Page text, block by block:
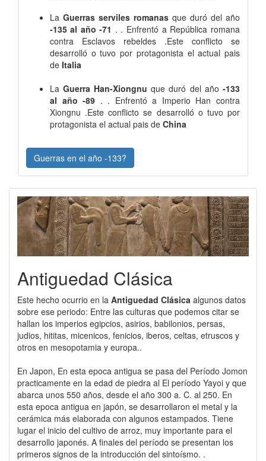
La Guerras serviles romanas que duró del año
-135 al año -71 . . Enfrentó a República romana
contra Esclavos rebeldes .Este conflicto se
desarrolló o tuvo por protagonista el actual pais
de Italia
La Guerra Han-Xiongnu que duró del año -133
al año -89 . . Enfrentó a Imperio Han contra
Xiongnu .Este conflicto se desarrolló o tuvo por
protagonista el actual pais de China
Guerras en el año -133?
Antiguedad Clásica
Este hecho ocurrio en la Antiguedad Clásica algunos datos
sobre ese periodo: Entre las culturas que podemos citar se
hallan los imperios egipcios, asirios, babilonios, persas,
judios, hititas, micenicos, fenicios, iberos, celtas, etruscos y
otros en mesopotamia y europa..
En Japon, En esta epoca antigua se pasa del Período Jomon
practicamente en la edad de piedra al El período Yayoi y que
abarca unos 550 años, desde el año 300 a. C. al 250. En
esta epoca antigua en japón, se desarrollaron el metal y la
cerámica más elaborada con algunos estampados. Tiene
lugar el inicio del cultivo de arroz, muy importante para el
desarrollo japonés. A finales del período se presentan los
primeros signos de la introducción del sintoísmo. .